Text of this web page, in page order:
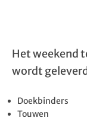
Het weekend
wordt
Doekbinders
Touwen